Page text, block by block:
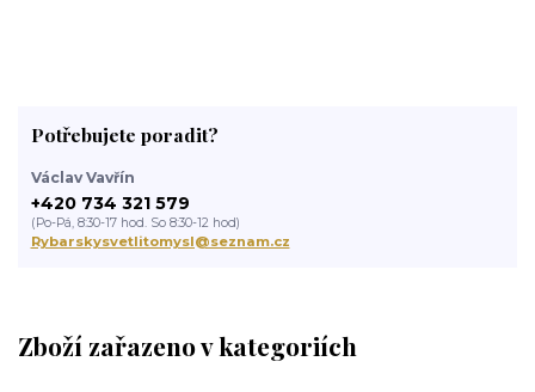
Zboží zařazeno v kategoriích
Potřebujete poradit?
Václav Vavřín
+420 734 321 579
(Po-Pá, 8:30-17 hod. So 8:30-12 hod)
Rybarskysvetlitomysl@seznam.cz